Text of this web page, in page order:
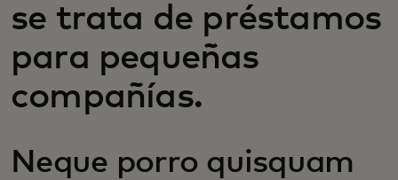
Noticias y tendencias
se trata de préstamos
para pequeñas
compañías.
Neque porro quisquam